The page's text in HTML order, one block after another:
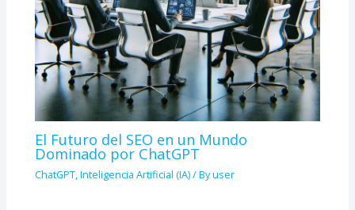
El Futuro del SEO en un Mundo
Dominado por ChatGPT
ChatGPT,Inteligencia Artificial (IA)/ Byuser